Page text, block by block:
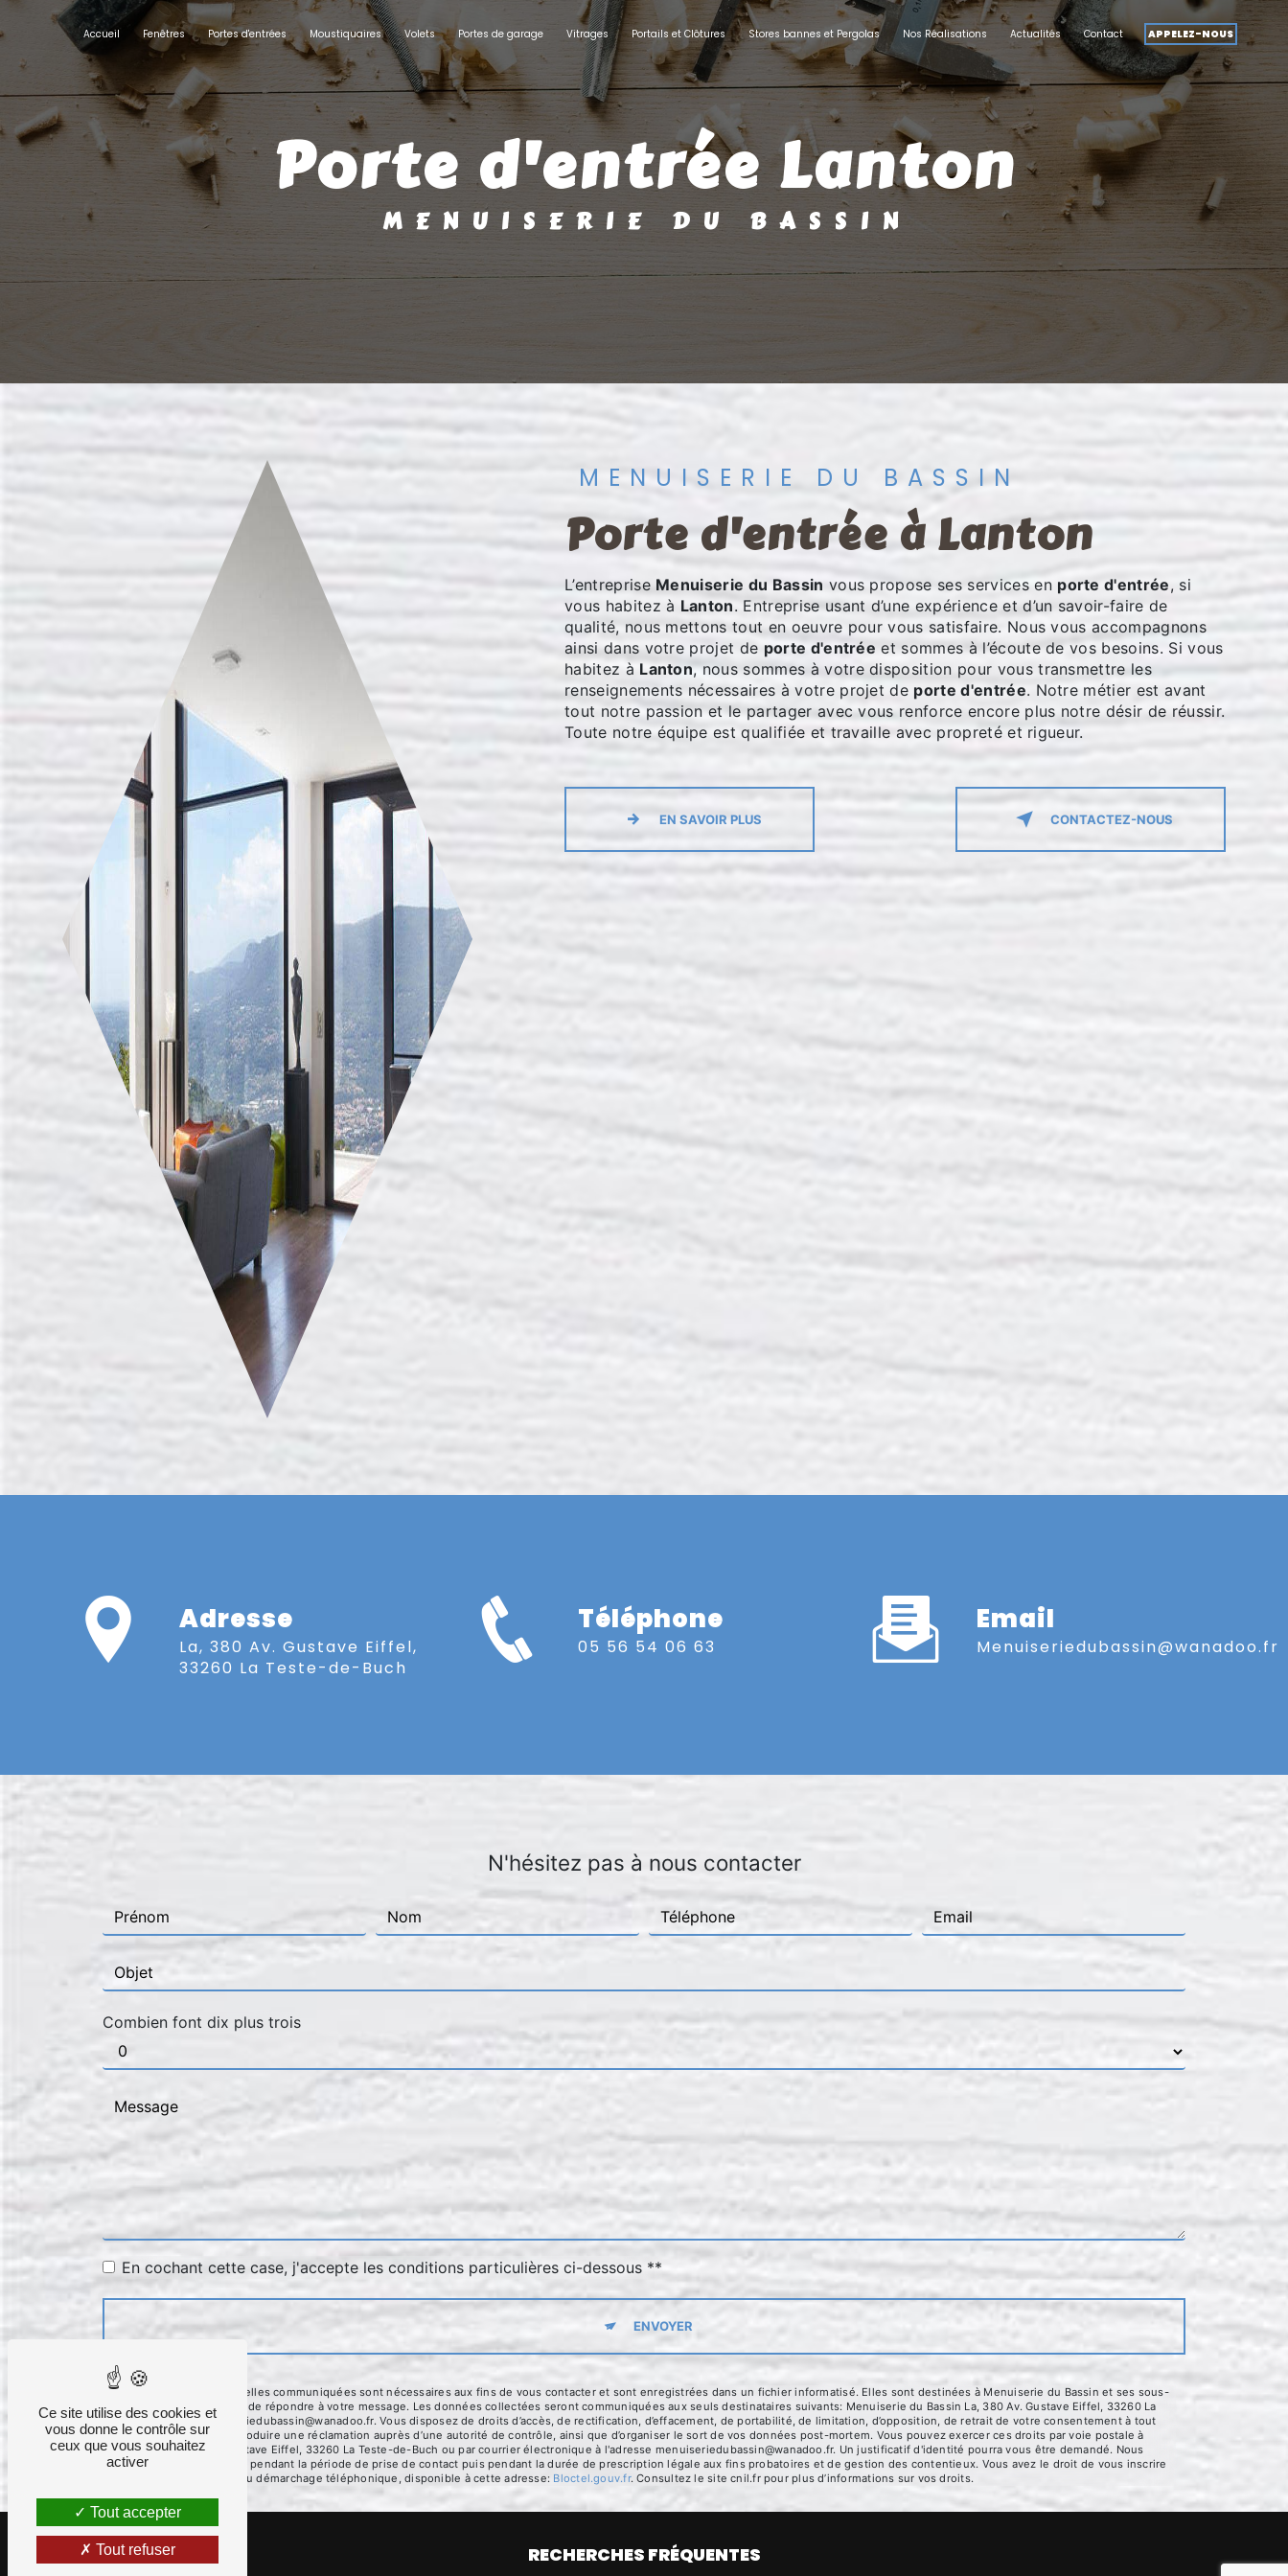
Accueil Fenêtres Portes d'entrées Moustiquaires Volets Portes de garage Vitrages Portails et Clôtures Stores bannes et Pergolas Nos Réalisations Actualités Contact APPELEZ-NOUS
porte d'entrée Lanton
MENUISERIE DU BASSIN
MENUISERIE DU BASSIN
porte d'entrée à Lanton
L’entreprise Menuiserie du Bassin vous propose ses services en porte d'entrée, si
vous habitez à Lanton. Entreprise usant d’une expérience et d’un savoir-faire de
qualité, nous mettons tout en oeuvre pour vous satisfaire. Nous vous accompagnons
ainsi dans votre projet de porte d'entrée et sommes à l’écoute de vos besoins. Si vous
habitez à Lanton, nous sommes à votre disposition pour vous transmettre les
renseignements nécessaires à votre projet de porte d'entrée. Notre métier est avant
tout notre passion et le partager avec vous renforce encore plus notre désir de réussir.
Toute notre équipe est qualifiée et travaille avec propreté et rigueur.
EN SAVOIR PLUS CONTACTEZ-NOUS
Adresse
La, 380 Av. Gustave Eiffel,
33260 La Teste-de-Buch
Téléphone
05 56 54 06 63
Email
menuiseriedubassin@wanadoo.fr
N'hésitez pas à nous contacter
Combien font dix plus trois
En cochant cette case, j'accepte les conditions particulières ci-dessous **
ENVOYER
** Les données personnelles communiquées sont nécessaires aux fins de vous contacter et sont enregistrées dans un fichier informatisé. Elles sont destinées à Menuiserie du Bassin et ses sous-
traitants dans le seul but de répondre à votre message. Les données collectées seront communiquées aux seuls destinataires suivants: Menuiserie du Bassin La, 380 Av. Gustave Eiffel, 33260 La
Teste-de-Buch menuiseriedubassin@wanadoo.fr. Vous disposez de droits d’accès, de rectification, d’effacement, de portabilité, de limitation, d’opposition, de retrait de votre consentement à tout
moment et du droit d’introduire une réclamation auprès d’une autorité de contrôle, ainsi que d’organiser le sort de vos données post-mortem. Vous pouvez exercer ces droits par voie postale à
l'adresse La, 380 Av. Gustave Eiffel, 33260 La Teste-de-Buch ou par courrier électronique à l'adresse menuiseriedubassin@wanadoo.fr. Un justificatif d'identité pourra vous être demandé. Nous
conservons vos données pendant la période de prise de contact puis pendant la durée de prescription légale aux fins probatoires et de gestion des contentieux. Vous avez le droit de vous inscrire
sur la liste d'opposition au démarchage téléphonique, disponible à cette adresse:
Bloctel.gouv.fr. Consultez le site cnil.fr pour plus d’informations sur vos droits.
RECHERCHES FRÉQUENTES
Panneau de gestion des cookies
Ce site utilise des cookies et
vous donne le contrôle sur
ceux que vous souhaitez
activer
Tout accepter
Tout refuser